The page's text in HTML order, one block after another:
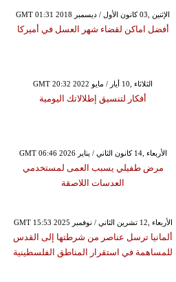
GMT 01:31 2018 الإثنين ,03 كانون الأول / ديسمبر
أفضل اماكن لقضاء شهر العسل في أميركا
GMT 20:32 2022 الثلاثاء ,10 أيار / مايو
أفكار لتنسيق إطلالاتك اليومية
GMT 06:46 2026 الأربعاء ,14 كانون الثاني / يناير
مرض طفيلي يسبب العمى لمستخدمي
العدسات اللاصقة
GMT 15:53 2025 الأربعاء ,12 تشرين الثاني / نوفمبر
ألمانيا ترسل عناصر من شرطتها إلى القدس
للمساهمة في استقرار المناطق الفلسطينية